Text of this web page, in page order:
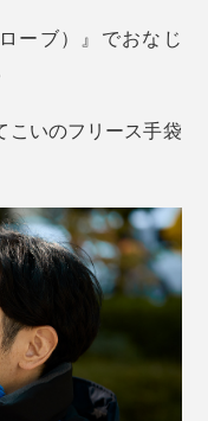
ーブ）』でおなじ
こいのフリース手袋